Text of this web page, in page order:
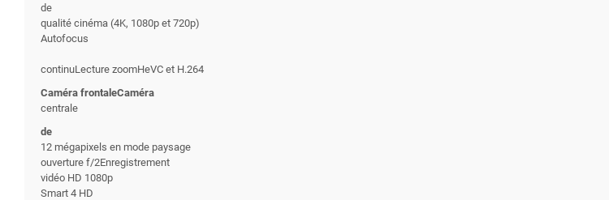
de
qualité cinéma (4K, 1080p et 720p)
Autofocus
continuLecture zoomHeVC et H.264
Caméra frontaleCaméra
centrale
de
12 mégapixels en mode paysage
ouverture f/2Enregistrement
vidéo HD 1080p
Smart 4 HD